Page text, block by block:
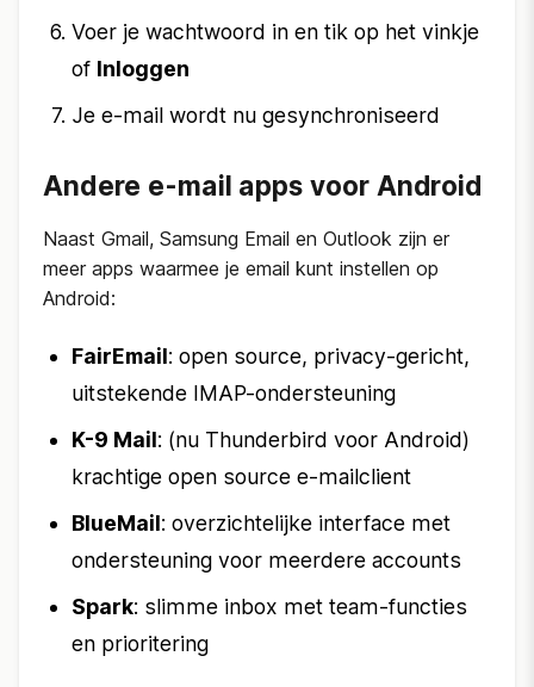
Voer je wachtwoord in en tik op het vinkje
of Inloggen
Je e-mail wordt nu gesynchroniseerd
Andere e-mail apps voor Android
Naast Gmail, Samsung Email en Outlook zijn er
meer apps waarmee je email kunt instellen op
Android:
FairEmail: open source, privacy-gericht,
uitstekende IMAP-ondersteuning
K-9 Mail: (nu Thunderbird voor Android)
krachtige open source e-mailclient
BlueMail: overzichtelijke interface met
ondersteuning voor meerdere accounts
Spark: slimme inbox met team-functies
en prioritering